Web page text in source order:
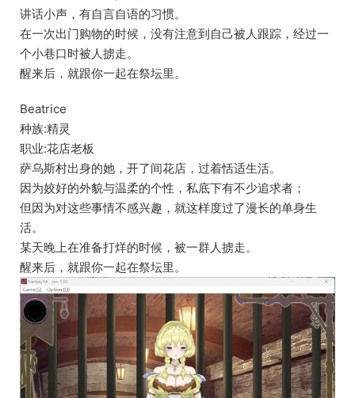
讲话小声，有自言自语的习惯。
在一次出门购物的时候，没有注意到自己被人跟踪，经过一
个小巷口时被人掳走。
醒来后，就跟你一起在祭坛里。
Beatrice
种族:精灵
职业:花店老板
萨乌斯村出身的她，开了间花店，过着恬适生活。
因为姣好的外貌与温柔的个性，私底下有不少追求者；
但因为对这些事情不感兴趣，就这样度过了漫长的单身生
活。
某天晚上在准备打烊的时候，被一群人掳走。
醒来后，就跟你一起在祭坛里。